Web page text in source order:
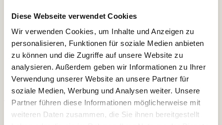
Diese Webseite verwendet Cookies
Wir verwenden Cookies, um Inhalte und Anzeigen zu
personalisieren, Funktionen für soziale Medien anbieten
zu können und die Zugriffe auf unsere Website zu
analysieren. Außerdem geben wir Informationen zu Ihrer
Verwendung unserer Website an unsere Partner für
soziale Medien, Werbung und Analysen weiter. Unsere
Partner führen diese Informationen möglicherweise mit
weiteren Daten zusammen, die Sie ihnen bereitgestellt
JETZT
EINFACH
TEILEN.
E-Mail Whatsapp
Telegram Messenger
Ich werde Fördermitglied* …
Newsletter des Momentum Instituts
Momentum Institut-Weekly:Ein Mal pro